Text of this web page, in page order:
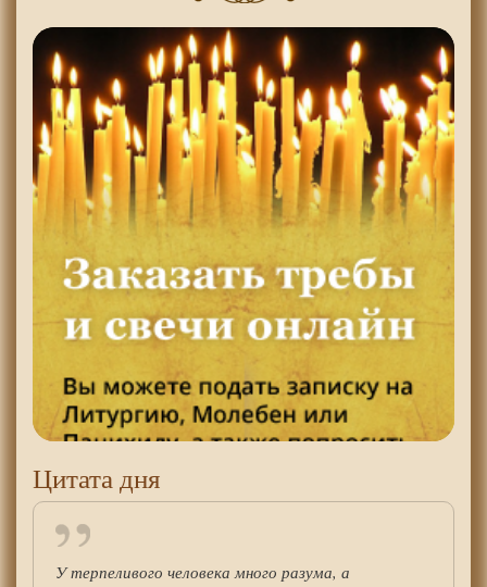
Цитата дня
У терпеливого человека много разума, а